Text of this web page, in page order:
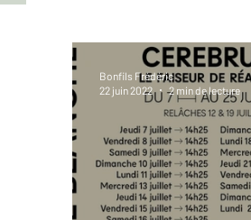
Performance Rire
Événement Validé par
Bonfils Frédéric
22 juin 2022
2 min de lecture